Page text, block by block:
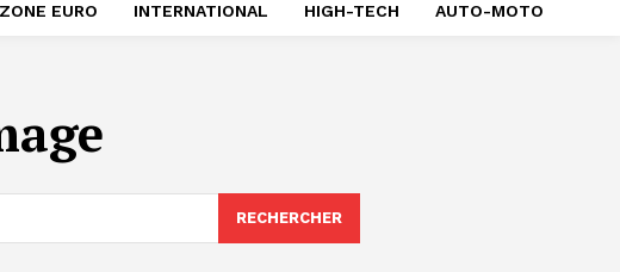
ZONE EURO INTERNATIONAL HIGH-TECH AUTO-MOTO
RECHERCHER